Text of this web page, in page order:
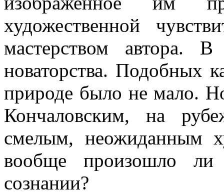
художественной
мастерством автора.
новаторства. Подобных
природе было не мало.
Кончаловским, на
смелым, неожиданным
вообще произошло ли
сознании?